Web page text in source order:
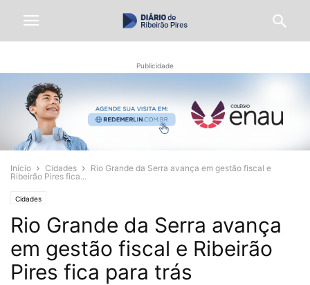
Publicidade
Início Cidades
Rio Grande da Serra avança em gestão fiscal e
Ribeirão Pires fica...
Cidades
Rio Grande da Serra avança
em gestão fiscal e Ribeirão
Pires fica para trás